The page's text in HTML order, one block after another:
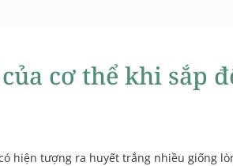
cơ thể khi sắp
có hiện tượng ra huyết trắng nhiều giống